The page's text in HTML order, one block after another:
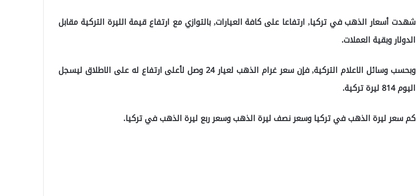
شهدت أسعار الذهب في تركيا, ارتفاعا على كافة العيارات, بالتوازي مع ارتفاع قيمة الليرة التركية مقابل
الدولار وبقية العملات.
وبحسب وسائل الاعلام التركية, فإن سعر غرام الذهب لعيار 24 وصل لأعلى ارتفاع له على الاطلاق ليسجل
اليوم 814 ليرة تركية.
كم سعر ليرة الذهب في تركيا وسعر نصف ليرة الذهب وسعر ربع ليرة الذهب في تركيا.